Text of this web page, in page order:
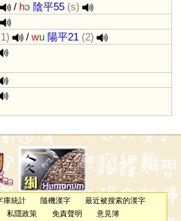
/ hɔ 陰平55 (s)
/ wu 陽平21 (2)
庫統計 隨機漢字
最近被搜索的漢字
私隱政策 免責聲明 意見簿